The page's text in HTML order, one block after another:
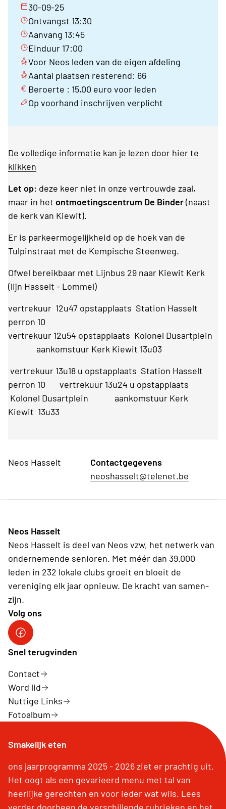
30-09-25
Ontvangst 13:30
Aanvang 13:45
Einduur 17:00
Voor Neos leden van de eigen afdeling
Aantal plaatsen resterend: 66
Beroerte : 15,00 euro voor leden
Op voorhand inschrijven verplicht
De volledige informatie kan je lezen door hier te
klikken
Let op: deze keer niet in onze vertrouwde zaal,
maar in het ontmoetingscentrum De Binder(naast
de kerk van Kiewit).
Er is parkeermogelijkheid op de hoek van de
Tulpinstraat met de Kempische Steenweg.
Ofwel bereikbaar met Lijnbus 29 naar Kiewit Kerk
(lijn Hasselt - Lommel)
vertrekuur 12u47 opstapplaats Station Hasselt
perron 10
vertrekuur 12u54 opstapplaats Kolonel Dusartplein
aankomstuur Kerk Kiewit 13u03
vertrekuur 13u18 u opstapplaats Station Hasselt
perron 10 vertrekuur 13u24 u opstapplaats
Kolonel Dusartplein aankomstuur Kerk
Kiewit 13u33
Neos Hasselt
Contactgegevens
neoshasselt@telenet.be
Neos Hasselt
Neos Hasselt is deel van Neos vzw, het netwerk van
ondernemende senioren. Met méér dan 39.000
leden in 232 lokale clubs groeit en bloeit de
vereniging elk jaar opnieuw. De kracht van samen-
zijn.
Volg ons
Neos Hasselt
Snel terugvinden
Contact
Word lid
Nuttige Links
Fotoalbum
Smakelijk eten
ons jaarprogramma 2025 - 2026 ziet er prachtig uit.
Het oogt als een gevarieerd menu met tal van
heerlijke gerechten en voor ieder wat wils. Lees